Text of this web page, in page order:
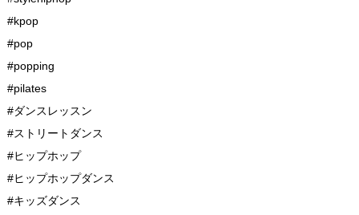
#kpop
#pop
#popping
#pilates
#ダンスレッスン
#ストリートダンス
#ヒップホップ
#ヒップホップダンス
#キッズダンス